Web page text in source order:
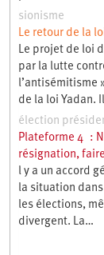
sionisme
Le retour de la
Le projet de loi
par la lutte
l’antisémitisme
de la loi Yadan.
élection
Plateforme 4 :
résignation,
l y a un accord
la situation
les élections,
divergent. La…